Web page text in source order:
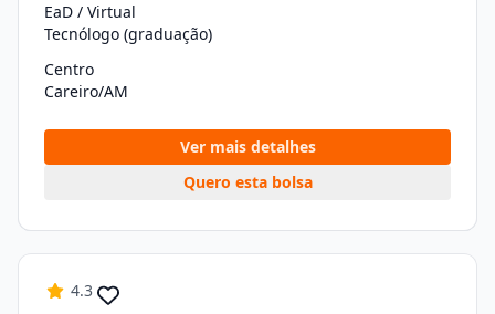
EaD / Virtual
Tecnólogo (graduação)
Centro
Careiro/AM
Ver mais detalhes
Quero esta bolsa
4.3